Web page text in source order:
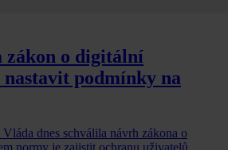
zákon o digitální
nastavit podmínky na
dnes schválila návrh zákona o
normy je zajistit ochranu uživatelů